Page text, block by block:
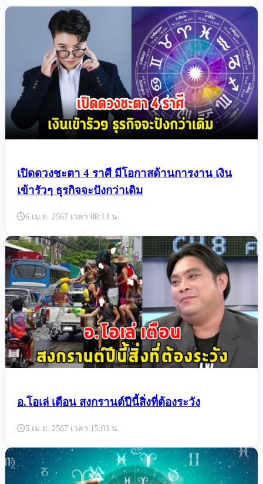
หมอเค้ก เปิดราศี ระวังสัญญาณเตือนให้ใจเย็น
อดทน
6 เม.ย. 2567 เวลา 09:02 น.
เปิดดวงชะตา 4 ราศี มีโอกาสด้านการงาน เงิน
เข้ารัวๆ ธุรกิจจะปังกว่าเดิม
6 เม.ย. 2567 เวลา 08:13 น.